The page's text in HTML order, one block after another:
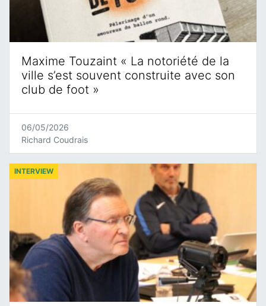
Maxime Touzaint « La notoriété de la
ville s’est souvent construite avec son
club de foot »
06/05/2026
Richard Coudrais
INTERVIEW